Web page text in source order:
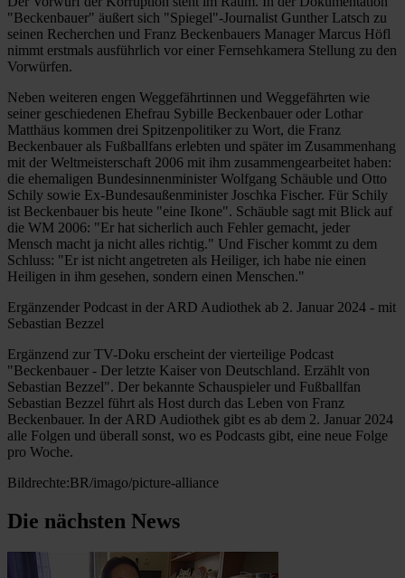
"Beckenbauer" äußert sich "Spiegel"-Journalist Gunther Latsch zu
seinen Recherchen und Franz Beckenbauers Manager Marcus Höfl
nimmt erstmals ausführlich vor einer Fernsehkamera Stellung zu den
Vorwürfen.
Neben weiteren engen Weggefährtinnen und Weggefährten wie
seiner geschiedenen Ehefrau Sybille Beckenbauer oder Lothar
Matthäus kommen drei Spitzenpolitiker zu Wort, die Franz
Beckenbauer als Fußballfans erlebten und später im Zusammenhang
mit der Weltmeisterschaft 2006 mit ihm zusammengearbeitet haben:
die ehemaligen Bundesinnenminister Wolfgang Schäuble und Otto
Schily sowie Ex-Bundesaußenminister Joschka Fischer. Für Schily
ist Beckenbauer bis heute "eine Ikone". Schäuble sagt mit Blick auf
die WM 2006: "Er hat sicherlich auch Fehler gemacht, jeder
Mensch macht ja nicht alles richtig." Und Fischer kommt zu dem
Schluss: "Er ist nicht angetreten als Heiliger, ich habe nie einen
Heiligen in ihm gesehen, sondern einen Menschen."
Ergänzender Podcast in der ARD Audiothek ab 2. Januar 2024 - mit
Sebastian Bezzel
Ergänzend zur TV-Doku erscheint der vierteilige Podcast
"Beckenbauer - Der letzte Kaiser von Deutschland. Erzählt von
Sebastian Bezzel". Der bekannte Schauspieler und Fußballfan
Sebastian Bezzel führt als Host durch das Leben von Franz
Beckenbauer. In der ARD Audiothek gibt es ab dem 2. Januar 2024
alle Folgen und überall sonst, wo es Podcasts gibt, eine neue Folge
pro Woche.
Bildrechte:BR/imago/picture-alliance
Die nächsten News